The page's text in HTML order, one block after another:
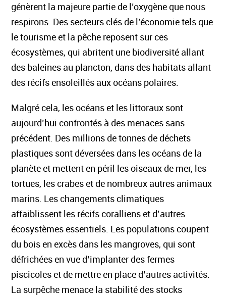
génèrent la majeure partie de l’oxygène que nous
respirons. Des secteurs clés de l’économie tels que
le tourisme et la pêche reposent sur ces
écosystèmes, qui abritent une biodiversité allant
des baleines au plancton, dans des habitats allant
des récifs ensoleillés aux océans polaires.
Malgré cela, les océans et les littoraux sont
aujourd’hui confrontés à des menaces sans
précédent. Des millions de tonnes de déchets
plastiques sont déversées dans les océans de la
planète et mettent en péril les oiseaux de mer, les
tortues, les crabes et de nombreux autres animaux
marins. Les changements climatiques
affaiblissent les récifs coralliens et d’autres
écosystèmes essentiels. Les populations coupent
du bois en excès dans les mangroves, qui sont
défrichées en vue d’implanter des fermes
piscicoles et de mettre en place d’autres activités.
La surpêche menace la stabilité des stocks